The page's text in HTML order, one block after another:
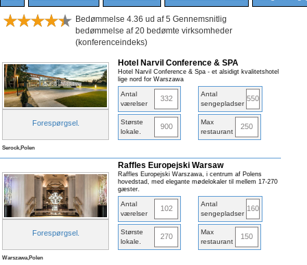
Bedømmelse 4.36 ud af 5 Gennemsnitlig
bedømmelse af 20 bedømte virksomheder
(konferenceindeks)
Forespørgsel.
Hotel Narvil Conference & SPA
Hotel Narvil Conference & Spa - et alsidigt kvalitetshotel
lige nord for Warszawa
Antal
værelser
332
Antal
sengepladser
550
Største
lokale
900
Max
restaurant
250
Serock,Polen
Forespørgsel.
Raffles Europejski Warsaw
Raffles Europejski Warszawa, i centrum af Polens
hovedstad, med elegante mødelokaler til mellem 17-270
gæster.
Antal
værelser
102
Antal
sengepladser
160
Største
lokale
270
Max
restaurant
150
Warszawa,Polen